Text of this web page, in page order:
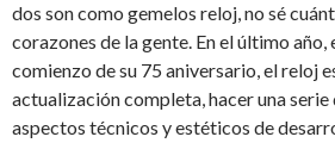
dos son como gemelos reloj, no sé
corazones de la gente. En el último
comienzo de su 75 aniversario, el reloj
actualización completa, hacer una serie
aspectos técnicos y estéticos de